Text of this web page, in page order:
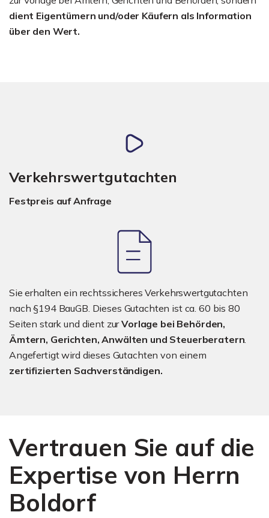
dient Eigentümern und/oder Käufern als Information
über den Wert.
Verkehrswertgutachten
Festpreis auf Anfrage
Sie erhalten ein rechtssicheres Verkehrswertgutachten
nach §194 BauGB. Dieses Gutachten ist ca. 60 bis 80
Seiten stark und dient zurVorlage bei Behörden,
Ämtern, Gerichten, Anwälten und Steuerberatern
Angefertigt wird dieses Gutachten von einem
zertifizierten Sachverständigen.
Vertrauen Sie auf die
Expertise von Herrn
Boldorf